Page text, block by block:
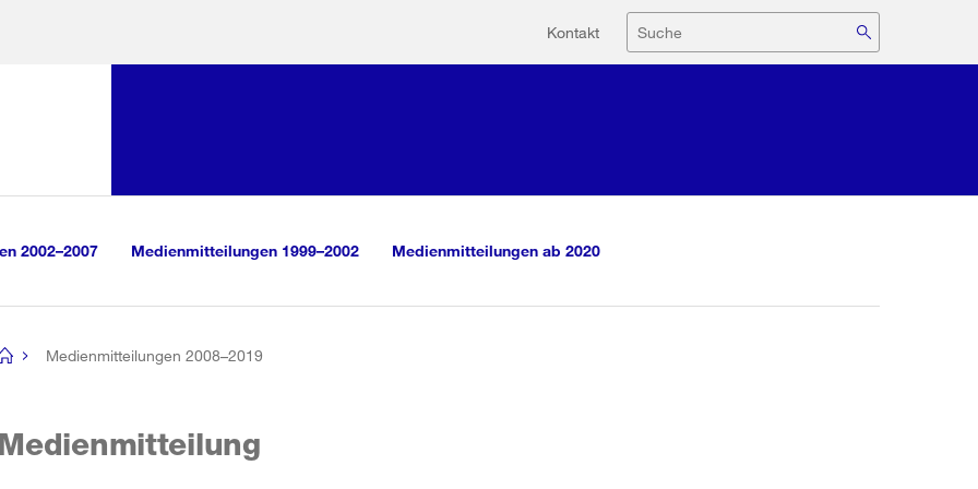
Hilfsnavigation
Kontakt Suche
2002–2007 Medienmitteilungen 1999–2002 Medienmitteilungen ab 2020
Medienmitteilungen 2008–2019